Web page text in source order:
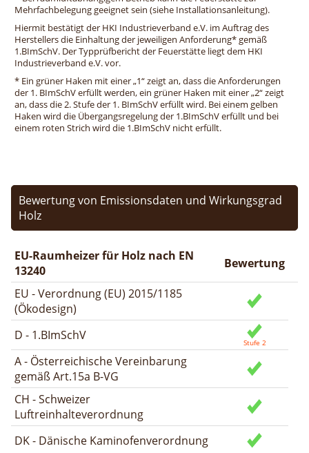
Mehrfachbelegung geeignet sein (siehe Installationsanleitung).
Hiermit bestätigt der HKI Industrieverband e.V. im Auftrag des
Herstellers die Einhaltung der jeweiligen Anforderung* gemäß
1.BImSchV. Der Typprüfbericht der Feuerstätte liegt dem HKI
Industrieverband e.V. vor.
* Ein grüner Haken mit einer „1“ zeigt an, dass die Anforderungen
der 1. BImSchV erfüllt werden, ein grüner Haken mit einer „2“ zeigt
an, dass die 2. Stufe der 1. BImSchV erfüllt wird. Bei einem gelben
Haken wird die Übergangsregelung der 1.BImSchV erfüllt und bei
einem roten Strich wird die 1.BImSchV nicht erfüllt.
Bewertung von Emissionsdaten und Wirkungsgrad
Holz
EU-Raumheizer für Holz nach EN
13240
Bewertung
EU - Verordnung (EU) 2015/1185
(Ökodesign)
D - 1.BImSchV
A - Österreichische Vereinbarung
gemäß Art.15a B-VG
CH - Schweizer
Luftreinhalteverordnung
DK - Dänische Kaminofenverordnung